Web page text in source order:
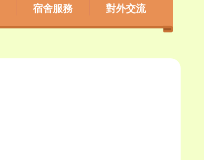
宿舍服務 對外交流